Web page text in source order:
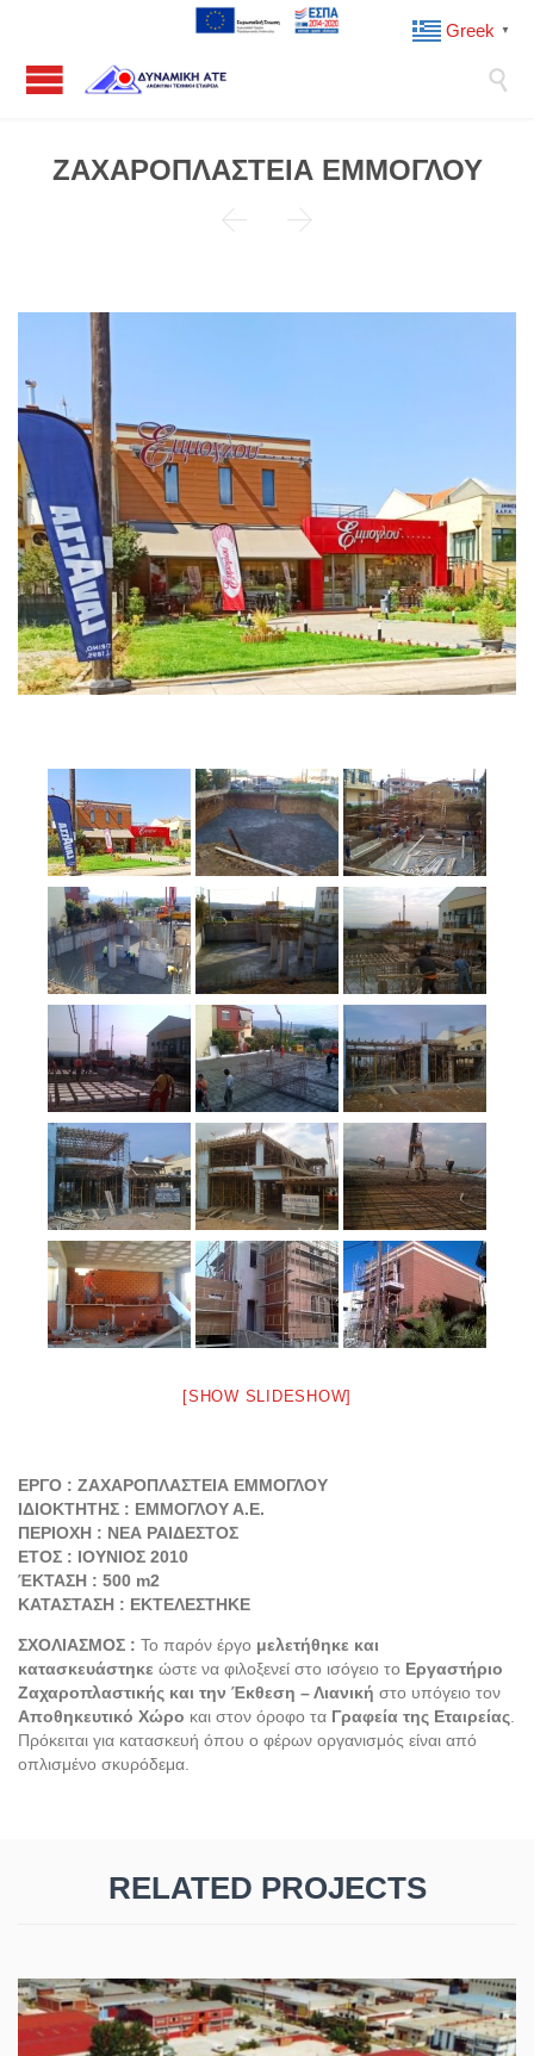

ΖΑΧΑΡΟΠΛΑΣΤΕΙΑ ΕΜΜΟΓΛΟΥ
 
[SHOW SLIDESHOW]
ΕΡΓΟ : ΖΑΧΑΡΟΠΛΑΣΤΕΙΑ ΕΜΜΟΓΛΟΥ
ΙΔΙΟΚΤΗΤΗΣ : ΕΜΜΟΓΛΟΥ Α.Ε.
ΠΕΡΙΟΧΗ : ΝΕΑ ΡΑΙΔΕΣΤΟΣ
ΕΤΟΣ : ΙΟΥΝΙΟΣ 2010
ΈΚΤΑΣΗ : 500 m2
ΚΑΤΑΣΤΑΣΗ : ΕΚΤΕΛΕΣΤΗΚΕ
ΣΧΟΛΙΑΣΜΟΣ : Το παρόν έργο μελετήθηκε και
κατασκευάστηκε ώστε να φιλοξενεί στο ισόγειο το Εργαστήριο
Ζαχαροπλαστικής και την Έκθεση – Λιανική στο υπόγειο τον
Αποθηκευτικό Χώρο και στον όροφο τα Γραφεία της Εταιρείας
Πρόκειται για κατασκευή όπου ο φέρων οργανισμός είναι από
οπλισμένο σκυρόδεμα.
RELATED PROJECTS
Greek ▼